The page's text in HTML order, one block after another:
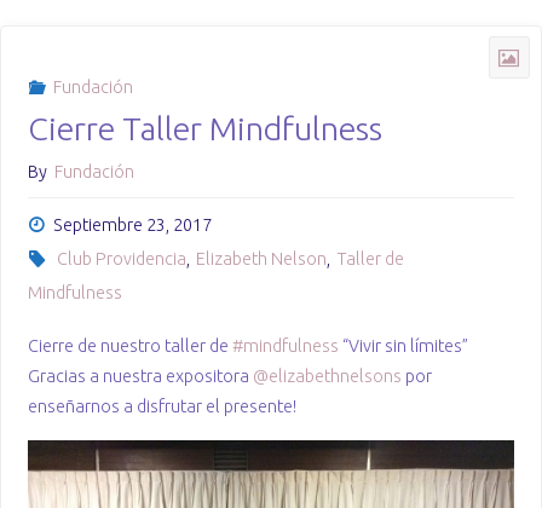
Fundación
Cierre Taller Mindfulness
By Fundación
Septiembre 23, 2017
Club Providencia
Elizabeth Nelson
Taller de
Mindfulness
Cierre de nuestro taller de#mindfulness “Vivir sin límites”
Gracias a nuestra expositora @elizabethnelsons por
enseñarnos a disfrutar el presente!